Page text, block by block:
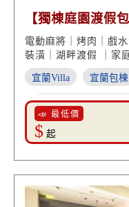
【獨棟庭園渡假
假包棟】
電動麻將｜烤肉｜戲
裝潢｜湖畔渡假 ｜家
宜蘭Villa 宜蘭包棟
📣 最低價
$ 起